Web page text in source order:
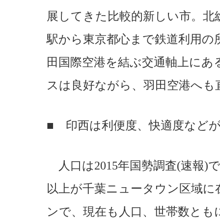
展してきた比較的新しい市。
駅から東京都心まで鉄道利用の
田国際空港を結ぶ交通軸上に
スは良好ながら、羽田空港へ
■ 印西は利便度、快適度など
人口は2015年国勢調査(速報)
以上が千葉ニュータウン区域
ンで、現在も人口、世帯数と